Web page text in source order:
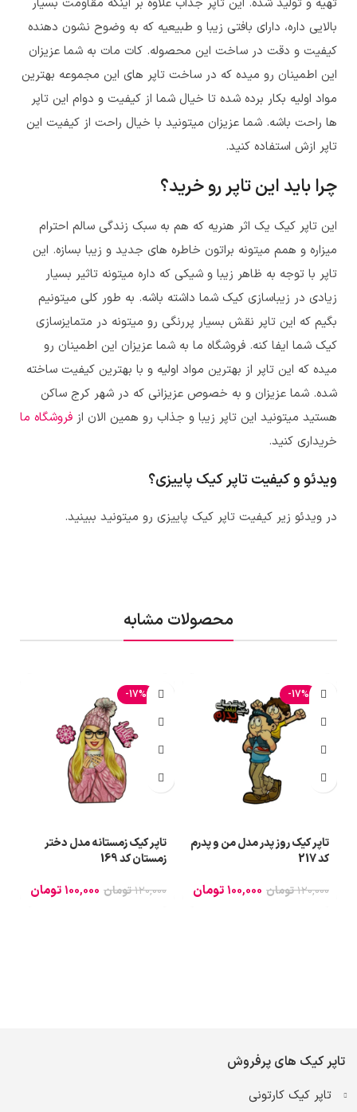
بالایی داره، دارای بافتی زیبا و طبیعیه که به وضوح نشون دهنده
کیفیت و دقت در ساخت این محصوله. کات مات به شما عزیزان
این اطمینان رو میده که در ساخت تاپر های این مجموعه بهترین
مواد اولیه بکار برده شده تا خیال شما از کیفیت و دوام این تاپر
ها راحت باشه. شما عزیزان میتونید با خیال راحت از کیفیت این
تاپر ازش استفاده کنید.
چرا باید این تاپر رو خرید؟
این تاپر کیک یک اثر هنریه که هم به سبک زندگی سالم احترام
میزاره و همم میتونه براتون خاطره های جدید و زیبا بسازه. این
تاپر با توجه به ظاهر زیبا و شیکی که داره میتونه تاثیر بسیار
زیادی در زیباسازی کیک شما داشته باشه. به طور کلی میتونیم
بگیم که این تاپر نقش بسیار پررنگی رو میتونه در متمایزسازی
کیک شما ایفا کنه. فروشگاه ما به شما عزیزان این اطمینان رو
میده که این تاپر از بهترین مواد اولیه و با بهترین کیفیت ساخته
شده. شما عزیزان و به خصوص عزیزانی که در شهر کرج ساکن
هستید میتونید این تاپر زیبا و جذاب رو همین الان از فروشگاه ما
خریداری کنید.
ویدئو و کیفیت تاپر کیک پاییزی؟
در ویدئو زیر کیفیت تاپر کیک پاییزی رو میتونید ببینید.
محصولات مشابه
-17%
تاپر کیک روز پدر مدل من و پدرم
کد 217
120,000تومان 100,000تومان
-17%
تاپر کیک زمستانه مدل دختر
زمستان کد 169
120,000تومان 100,000تومان
تاپر کیک های پرفروش
تاپر کیک کارتونی